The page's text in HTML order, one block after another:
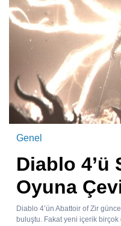
Genel
Diablo 4’ü
Oyuna
Diablo 4’ün Abattoir of Zir
buluştu. Fakat yeni içerik